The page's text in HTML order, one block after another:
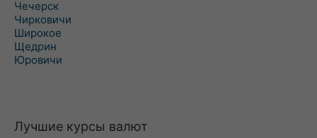
Чечерск
Чирковичи
Широкое
Щедрин
Юровичи
Лучшие курсы валют